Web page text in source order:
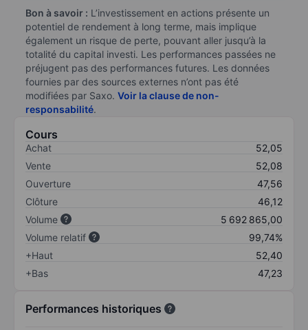
Bon à savoir : L’investissement en actions présente un
potentiel de rendement à long terme, mais implique
également un risque de perte, pouvant aller jusqu’à la
totalité du capital investi. Les performances passées ne
préjugent pas des performances futures. Les données
fournies par des sources externes n’ont pas été
modifiées par Saxo. Voir la clause de non-
responsabilité.
Cours
Achat
52,05
Vente
52,08
Ouverture
47,56
Clôture
46,12
Volume
5 692 865,00
Volume relatif
99,74%
+Haut
52,40
+Bas
47,23
Performances historiques